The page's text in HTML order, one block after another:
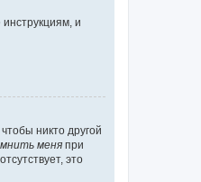
инструкциям, и
никто другой
меня при
отсутствует, это